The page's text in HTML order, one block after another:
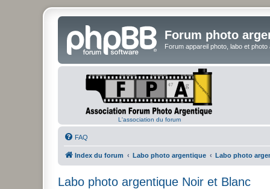
Forum photo
Forum appareil photo, labo et photo
L'association du forum
FAQ
Index du forum Labo photo argentique Labo photo
Labo photo argentique Noir et Blanc